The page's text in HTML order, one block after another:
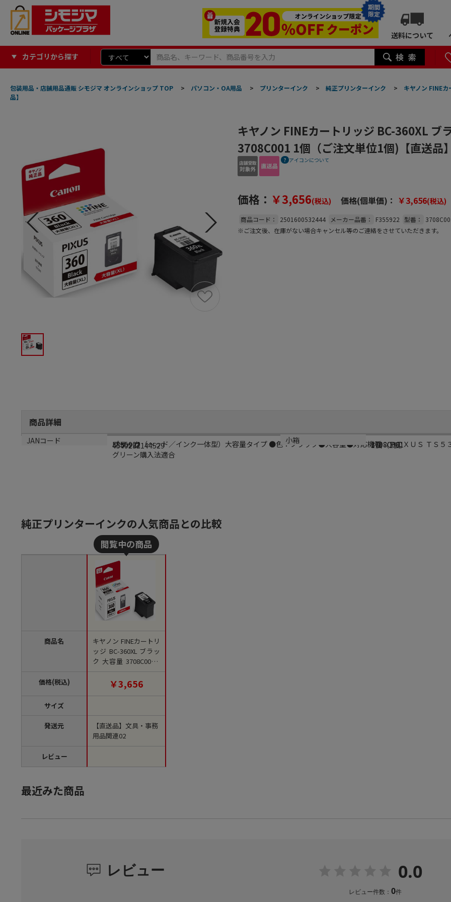
期間
限定
送料について
カテゴリから探す
包装用品・店舗用品通販 シモジマ オンラインショップ TOP > パソコン・OA用品 > プリンターインク > 純正プリンターインク >
キヤノン FINE
品】
キヤノン FINEカートリッジ BC-360XL ブ
3708C001 1個（ご注文単位1個)【直送品
アイコンについて
価格： ￥3,656(税込) 価格(個単価)： ￥3,656(税込)
商品コード： 2501600532444 メーカー品番： F355922 型番：
※ご注文後、在庫がない場合キャンセル等のご連絡をさせていただきます。
商品詳細
商品説明
ブラック（ヘッド／インク一体型）大容量タイプ ●色：ブラック●大容量●対応機種：ＰＩＸＵＳ ＴＳ
グリーン購入法適合
メーカー品番
F355922
型番
3708C001
カラー
ブラック
小箱
1個（1個）
JANコード
4549292144529
純正プリンターインクの人気商品との比較
商品名
価格(税込)
サイズ
発送元
レビュー
キヤノン FINEカートリ
ッジ BC-360XL ブラッ
ク 大容量 3708C001 1
個（ご注文単位1個)
【直送品】￥3,656
【直送品】文具・事務
用品関連02
最近みた商品
レビュー 0.0
レビュー件数： 0件